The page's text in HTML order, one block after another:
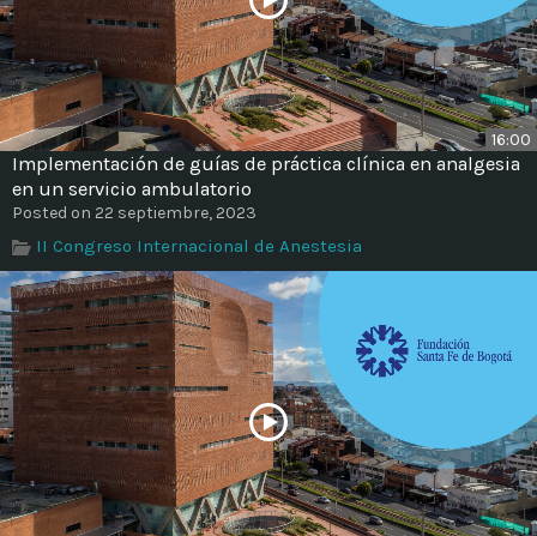
16:00
Implementación de guías de práctica clínica en analgesia
en un servicio ambulatorio
Posted on 22 septiembre, 2023
II Congreso Internacional de Anestesia